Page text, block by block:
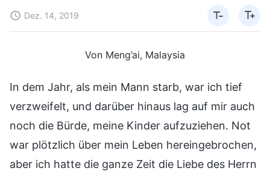
Dez. 14, 2019
Von Meng’ai, Malaysia
In dem Jahr, als mein Mann starb, war ich tief
verzweifelt, und darüber hinaus lag auf mir auch
noch die Bürde, meine Kinder aufzuziehen. Not
war plötzlich über mein Leben hereingebrochen,
aber ich hatte die ganze Zeit die Liebe des Herrn